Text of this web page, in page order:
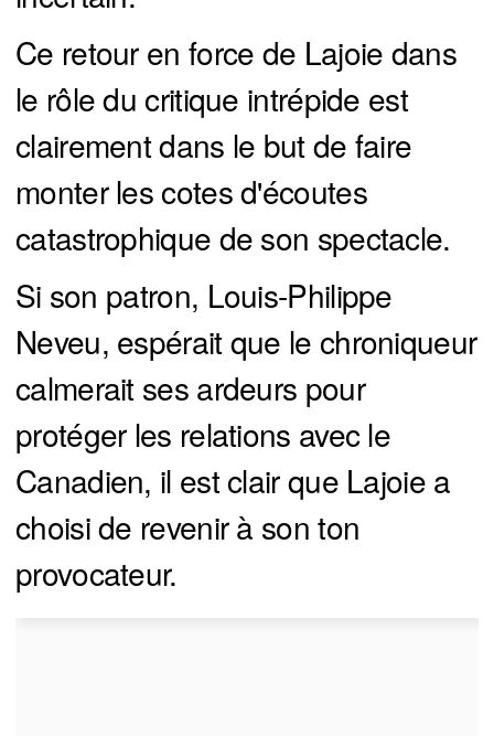
Ce retour en force de Lajoie dans
le rôle du critique intrépide est
clairement dans le but de faire
monter les cotes d'écoutes
catastrophique de son spectacle.
Si son patron, Louis-Philippe
Neveu, espérait que le chroniqueur
calmerait ses ardeurs pour
protéger les relations avec le
Canadien, il est clair que Lajoie a
choisi de revenir à son ton
provocateur.